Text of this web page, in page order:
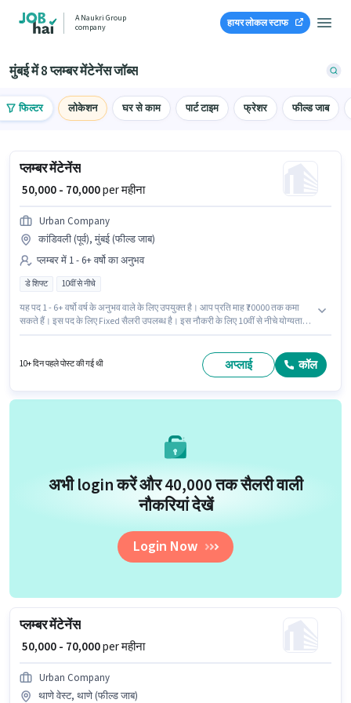
A Naukri Group
company
हायर लोकल स्टाफ
मुंबई में 8 प्लम्बर मेंटेनेंस जॉब्स
फिल्टर लोकेशन घर से काम पार्ट टाइम फ्रेशर फील्ड जाब
प्लम्बर मेंटेनेंस
₹ 50,000 - 70,000per महीना
Urban Company
कांडिवली (पूर्व), मुंबई (फील्ड जाब)
प्लम्बर में 1 - 6+ वर्षो का अनुभव
डे शिफ्ट 10वीं से नीचे
यह पद 1 - 6+ वर्षो वर्ष के अनुभव वाले के लिए उपयुक्त है। आप प्रति माह ₹70000 तक कमा
सकते हैं। इस पद के लिए Fixed सैलरी उपलब्ध है। इस नौकरी के लिए 10वीं से नीचे योग्यता
working प्रति सप्ताह है। Urban Company प्लम्बर श्रेणी में प्लम्बर मेंटेनेंस पद के लिए
10+ दिन पहले पोस्ट की गई थी अप्लाई कॉल
अभी login करें और ₹40,000 तक सैलरी वाली
नौकरियां देखें
Login Now
प्लम्बर मेंटेनेंस
₹ 50,000 - 70,000per महीना
Urban Company
थाणे वेस्ट, थाणे (फील्ड जाब)